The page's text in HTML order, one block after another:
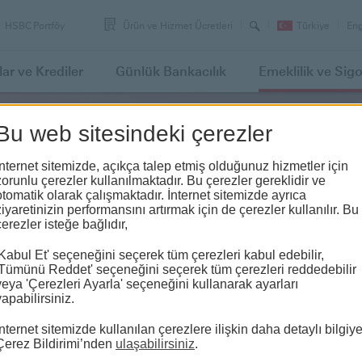
Arama
ve Krediler Günlük Bankacılık Emeklilik ve
İade!
web sitesindeki çerezler
İnternet sitemizde, açıkça talep etmiş olduğunuz hizmetler için
çerezler kullanılmaktadır. Bu çerezler gereklidir ve
olarak çalışmaktadır. İnternet sitemizde ayrıca
performansını artırmak için de çerezler kullanılır. Bu
isteğe bağlıdır,
Et' seçeneğini seçerek tüm çerezleri kabul edebilir,
Reddet' seçeneğini seçerek tüm çerezleri reddedebilir
'Çerezleri Ayarla' seçeneğini kullanarak ayarları
İnternet sitemizde kullanılan çerezlere ilişkin daha detaylı bilgiye
Bildirimi’nden ulaşabilirsiniz.